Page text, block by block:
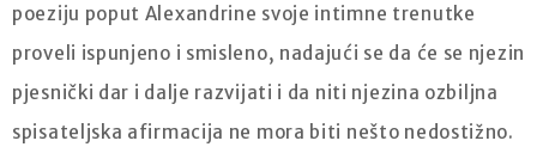
poeziju poput Alexandrine svoje intimne trenutke
proveli ispunjeno i smisleno, nadajući se da će se njezin
pjesnički dar i dalje razvijati i da niti njezina ozbiljna
spisateljska afirmacija ne mora biti nešto nedostižno.